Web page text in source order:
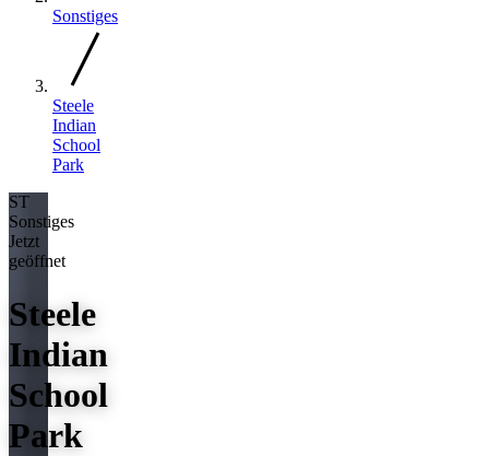
Sonstiges
Steele
Indian
School
Park
ST
Sonstiges
Jetzt
geöffnet
Steele
Indian
School
Park